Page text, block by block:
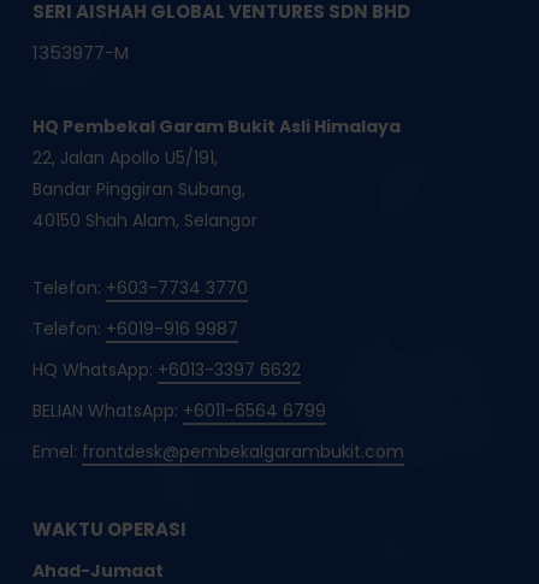
SERI AISHAH GLOBAL VENTURES SDN BHD
1353977-M
HQ Pembekal Garam Bukit Asli Himalaya
22, Jalan Apollo U5/191,
Bandar Pinggiran Subang,
40150 Shah Alam, Selangor
Telefon: +603-7734 3770
Telefon: +6019-916 9987
HQ WhatsApp: +6013-3397 6632
BELIAN WhatsApp: +6011-6564 6799
Emel: frontdesk@pembekalgarambukit.com
WAKTU OPERASI
Ahad-Jumaat